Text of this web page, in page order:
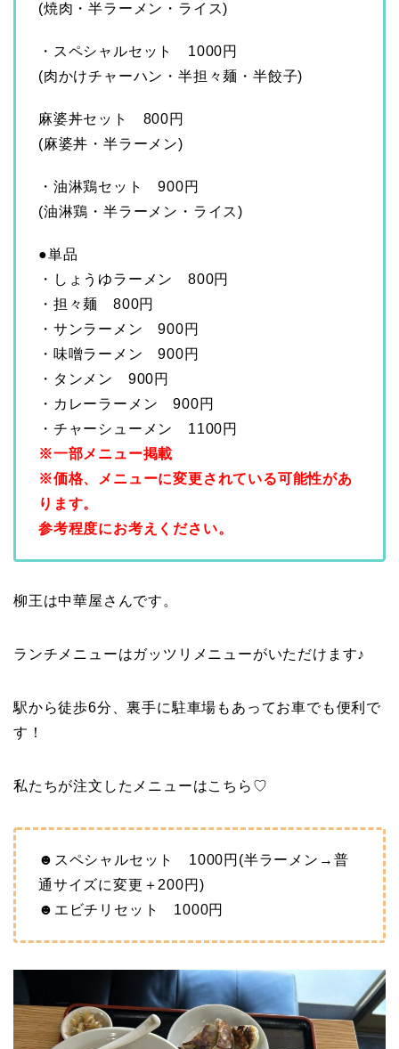
(焼肉・半ラーメン・ライス)
・スペシャルセット 1000円
(肉かけチャーハン・半担々麺・半餃子)
麻婆丼セット 800円
(麻婆丼・半ラーメン)
・油淋鶏セット 900円
(油淋鶏・半ラーメン・ライス)
●単品
・しょうゆラーメン 800円
・担々麺 800円
・サンラーメン 900円
・味噌ラーメン 900円
・タンメン 900円
・カレーラーメン 900円
・チャーシューメン 1100円
※一部メニュー掲載
※価格、メニューに変更されている可能性があ
ります。
参考程度にお考えください。
柳王は中華屋さんです。
ランチメニューはガッツリメニューがいただけます♪
駅から徒歩6分、裏手に駐車場もあってお車でも便利で
す！
私たちが注文したメニューはこちら♡
☻スペシャルセット 1000円(半ラーメン→普
通サイズに変更＋200円)
☻エビチリセット 1000円